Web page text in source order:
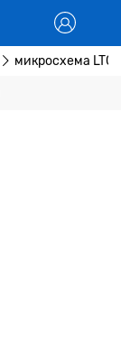
микросхема